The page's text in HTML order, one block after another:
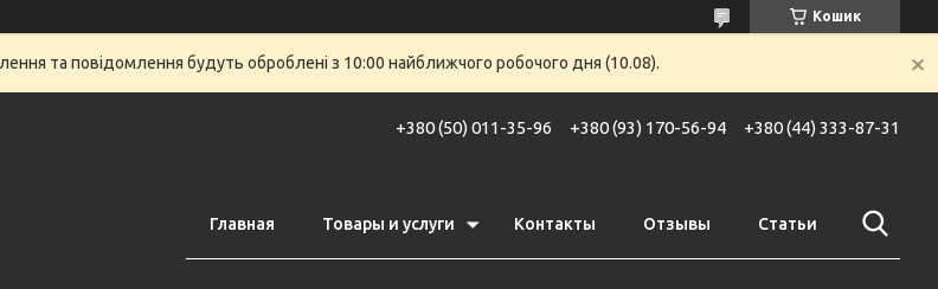
Кошик
та повідомлення будуть оброблені з 10:00 найближчого робочого дня (10.08).
+380 (50) 011-35-96 +380 (93) 170-56-94 +380 (44) 333-87-31
Главная Товары и услуги Контакты Отзывы Статьи